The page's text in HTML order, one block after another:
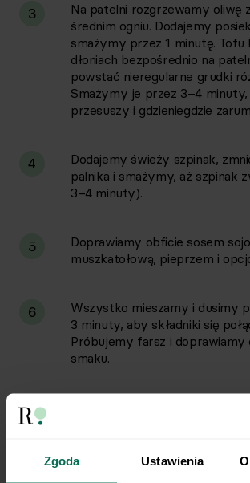
Zgoda Ustawienia
3
Na patelni rozgrzewamy oliwę
średnim ogniu. Dodajemy
smażymy przez 1 minutę.
dłoniach bezpośrednio na
powstać nieregularne grudki
Smażymy je przez 3–4 minuty,
przesuszy i gdzieniegdzie
4
Dodajemy świeży szpinak,
palnika i smażymy, aż szpinak
3–4 minuty).
5
Doprawiamy obficie sosem
muszkatołową, pieprzem i
6
Wszystko mieszamy i dusimy
3 minuty, aby składniki się
Próbujemy farsz i doprawiamy
smaku.
7
W małej miseczce mieszamy:
koperek i przeciśnięty przez
pieprzem.